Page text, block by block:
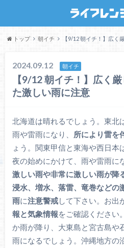
トップ 朝イチ 【9/12 朝イチ！】広
2024.09.12 朝イチ
【9/12 朝イチ！】広く
た激しい雨に注意
北海道は晴れるでしょう。東北
雨や雷雨になり、 所により雷を
ょう。関東甲信と東海や西日本
夜の始めにかけて、雨や雷雨に
激しい雨や非常に激しい雨が降
浸水、増水、落雷、竜巻などの
雨に注意警戒して下さい。お出
報と気象情報をご確認ください
か雨が降り、大東島と宮古島や
雨になるでしょう。沖縄地方の